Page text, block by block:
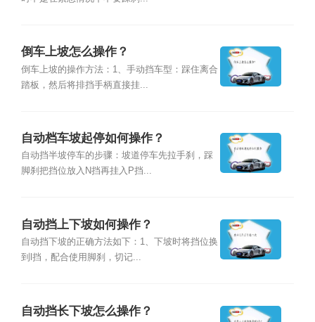
倒车上坡怎么操作？
倒车上坡的操作方法：1、手动挡车型：踩住离合
踏板，然后将排挡手柄直接挂...
自动档车坡起停如何操作？
自动挡半坡停车的步骤：坡道停车先拉手刹，踩
脚刹把挡位放入N挡再挂入P挡...
自动挡上下坡如何操作？
自动挡下坡的正确方法如下：1、下坡时将挡位换
到l挡，配合使用脚刹，切记...
自动挡长下坡怎么操作？